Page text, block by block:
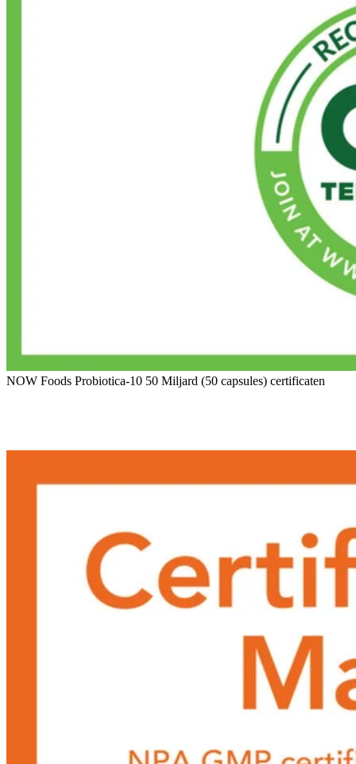
NOW Foods Probiotica-10 50 Miljard (50 capsules) certificaten